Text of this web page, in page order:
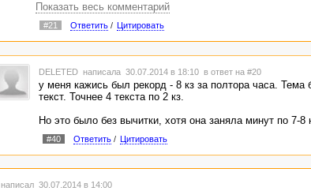
написание, день на наведение лоска постфактум. Разве
самые две недели. У меня мысль настраивается на
переделать, добавить, подстричь, но две недели
трактат с множеством объемных подтем и все такое -
говорить с уверенностью не могу.) Писала как-то
недели. Оговорюсь: для меня много.
Показать весь комментарий
#21 Ответить/ Цитировать
DELETED написала 30.07.2014 в 18:10 в ответ на #20
у меня кажись был рекорд - 8 кз за полтора часа.
текст. Точнее 4 текста по 2 кз.
Но это было без вычитки, хотя она заняла минут по 7-8
#40 Ответить/ Цитировать
написал 30.07.2014 в 14:00